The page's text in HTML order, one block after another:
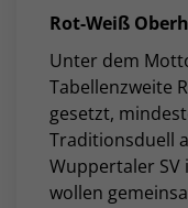
Rot-Weiß
Unter dem
Tabellenzweite
gesetzt,
Traditionsduell
Wuppertaler SV
wollen